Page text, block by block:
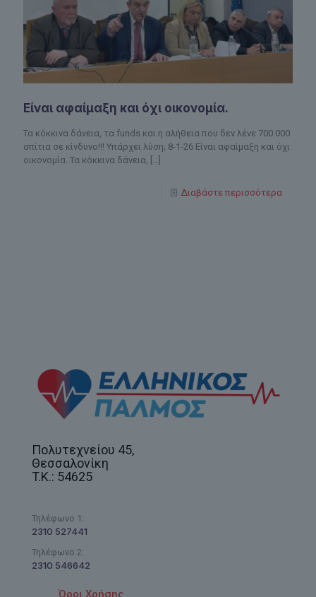
Είναι αφαίμαξη και όχι οικονομία.
Τα κόκκινα δάνεια, τα funds και η αλήθεια που δεν λένε 700.000
σπίτια σε κίνδυνο!!! Υπάρχει λύση; 8-1-26 Είναι αφαίμαξη και όχι
οικονομία. Τα κόκκινα δάνεια, […]
Διαβάστε περισσότερα
Πολυτεχνείου 45,
Θεσσαλονίκη
T.K.: 54625
2310 527441
Τηλέφωνο 1:
2310 546642
Τηλέφωνο 2: